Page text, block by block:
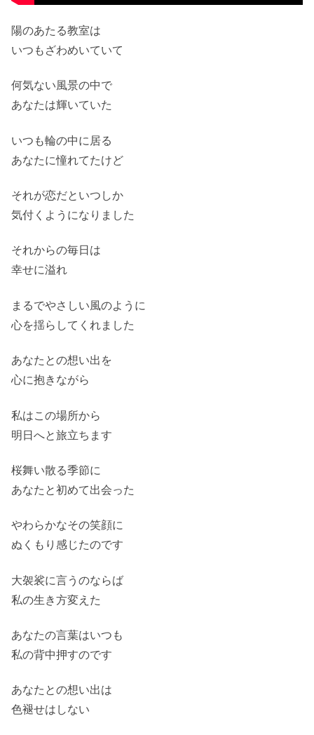
陽のあたる教室は
いつもざわめいていて
何気ない風景の中で
あなたは輝いていた
いつも輪の中に居る
あなたに憧れてたけど
それが恋だといつしか
気付くようになりました
それからの毎日は
幸せに溢れ
まるでやさしい風のように
心を揺らしてくれました
あなたとの想い出を
心に抱きながら
私はこの場所から
明日へと旅立ちます
桜舞い散る季節に
あなたと初めて出会った
やわらかなその笑顔に
ぬくもり感じたのです
大袈裟に言うのならば
私の生き方変えた
あなたの言葉はいつも
私の背中押すのです
あなたとの想い出は
色褪せはしない